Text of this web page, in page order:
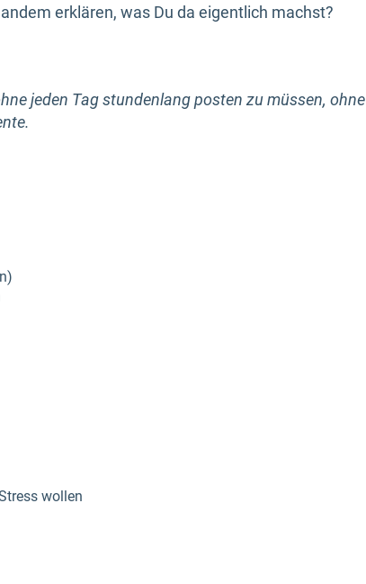
erklären, was Du da eigentlich machst?
jeden Tag stundenlang posten zu müssen, ohne
wollen